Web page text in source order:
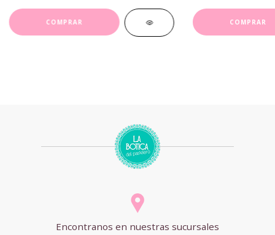
Encontranos en nuestras sucursales